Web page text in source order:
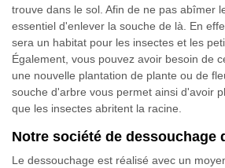
trouve dans le sol. Afin de ne pas abîmer
essentiel d'enlever la souche de là. En
sera un habitat pour les insectes et les
Également, vous pouvez avoir besoin de
une nouvelle plantation de plante ou de
souche d'arbre vous permet ainsi d'avoir
que les insectes abritent la racine.
Notre société de dessouchage
Le dessouchage est réalisé avec un